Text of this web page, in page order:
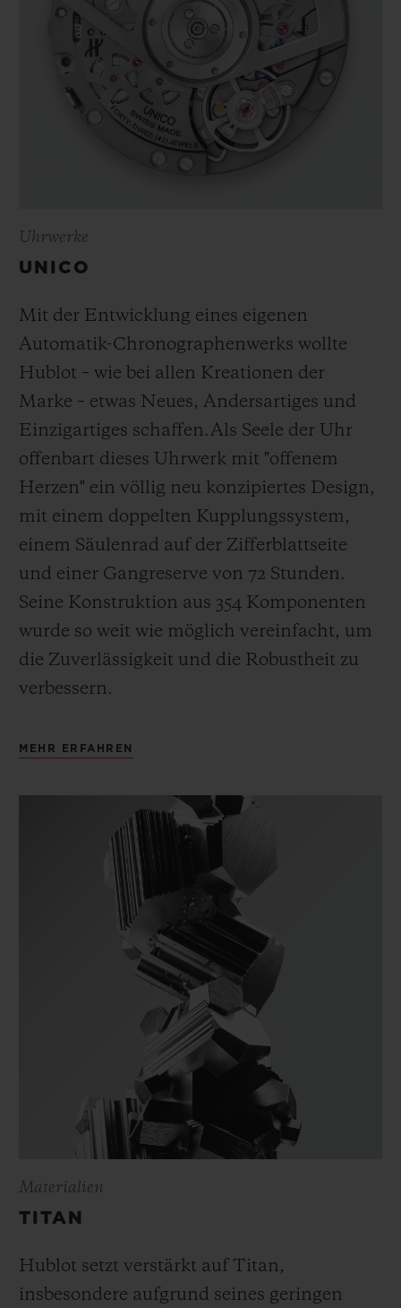
Uhrwerke
UNICO
Mit der Entwicklung eines eigenen
Automatik-Chronographenwerks wollte
Hublot – wie bei allen Kreationen der
Marke – etwas Neues, Andersartiges und
Einzigartiges schaffen.Als Seele der Uhr
offenbart dieses Uhrwerk mit "offenem
Herzen" ein völlig neu konzipiertes Design,
mit einem doppelten Kupplungssystem,
einem Säulenrad auf der Zifferblattseite
und einer Gangreserve von 72 Stunden.
Seine Konstruktion aus 354 Komponenten
wurde so weit wie möglich vereinfacht, um
die Zuverlässigkeit und die Robustheit zu
verbessern.
MEHR ERFAHREN
Materialien
TITAN
Hublot setzt verstärkt auf Titan,
insbesondere aufgrund seines geringen